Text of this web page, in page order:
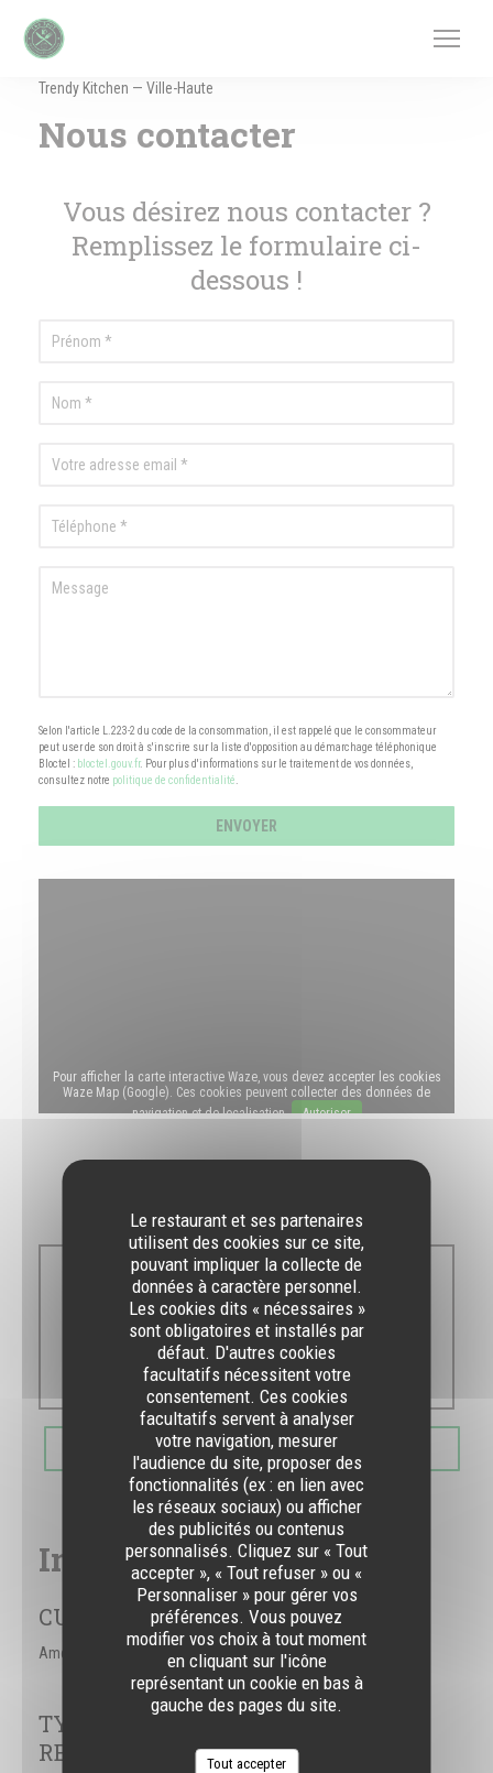
Le restaurant et ses partenaires
utilisent des cookies sur ce site,
pouvant impliquer la collecte de
données à caractère personnel.
Les cookies dits « nécessaires »
sont obligatoires et installés par
défaut. D'autres cookies
facultatifs nécessitent votre
consentement. Ces cookies
facultatifs servent à analyser
votre navigation, mesurer
l'audience du site, proposer des
fonctionnalités (ex : en lien avec
les réseaux sociaux) ou afficher
des publicités ou contenus
personnalisés. Cliquez sur « Tout
accepter », « Tout refuser » ou «
Personnaliser » pour gérer vos
préférences. Vous pouvez
modifier vos choix à tout moment
en cliquant sur l'icône
représentant un cookie en bas à
gauche des pages du site.
Tout accepter
Trendy Kitchen — Ville-Haute
Nous contacter
Vous désirez nous contacter ?
Remplissez le formulaire ci-
dessous !
Selon l'article L.223-2 du code de la consommation, il est rappelé que le consommateur
peut user de son droit à s'inscrire sur la liste d'opposition au démarchage téléphonique
Bloctel : bloctel.gouv.fr. Pour plus d'informations sur le traitement de vos données,
consultez notre politique de confidentialité
Pour afficher la carte interactive Waze, vous devez accepter les cookies
Waze Map (Google). Ces cookies peuvent collecter des données de
navigation et de localisation.
Autoriser
Lun-Dim
10h30 - 00h00
RÉSERVER
Infos pratiques
CUISINE
Américaine
TYPE DE
RESTAURANT